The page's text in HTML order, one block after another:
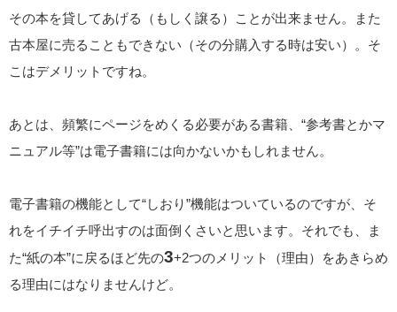
その本を貸してあげる（もしく譲る）ことが出来ません。また
古本屋に売ることもできない（その分購入する時は安い）。そ
こはデメリットですね。
あとは、頻繁にページをめくる必要がある書籍、“参考書とかマ
ニュアル等”は電子書籍には向かないかもしれません。
電子書籍の機能として“しおり”機能はついているのですが、そ
れをイチイチ呼出すのは面倒くさいと思います。それでも、ま
た“紙の本”に戻るほど先の3+2つのメリット（理由）をあきらめ
る理由にはなりませんけど。